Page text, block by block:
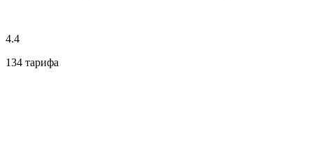
4.4
134 тарифа